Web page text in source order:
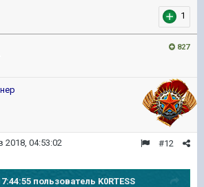
1
827
#12
2018, 04:53:02
пользователь K0RTESS